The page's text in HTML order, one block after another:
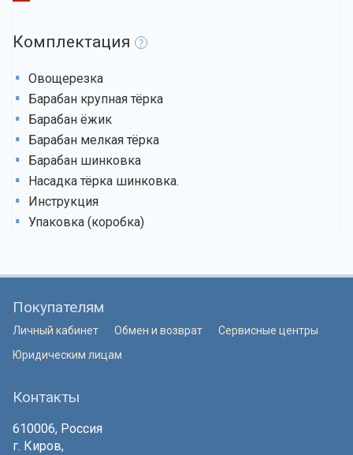
Комплектация ?
Овощерезка
Барабан крупная тёрка
Барабан ёжик
Барабан мелкая тёрка
Барабан шинковка
Насадка тёрка шинковка.
Инструкция
Упаковка (коробка)
Покупателям
Личный кабинет Обмен и возврат
Сервисные центры
Юридическим лицам
Контакты
610006, Россия
г. Киров,